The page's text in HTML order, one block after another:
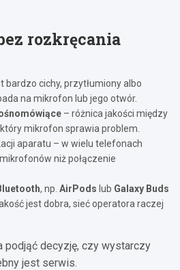
rozkręcania
bardzo cichy, przytłumiony albo
na mikrofon lub jego otwór.
– różnica jakości między
mikrofon sprawia problem.
aparatu – w wielu telefonach
niż połączenie
, np. AirPods lub Galaxy Buds
jest dobra, sieć operatora raczej
podjąć decyzję, czy wystarczy
jest serwis.